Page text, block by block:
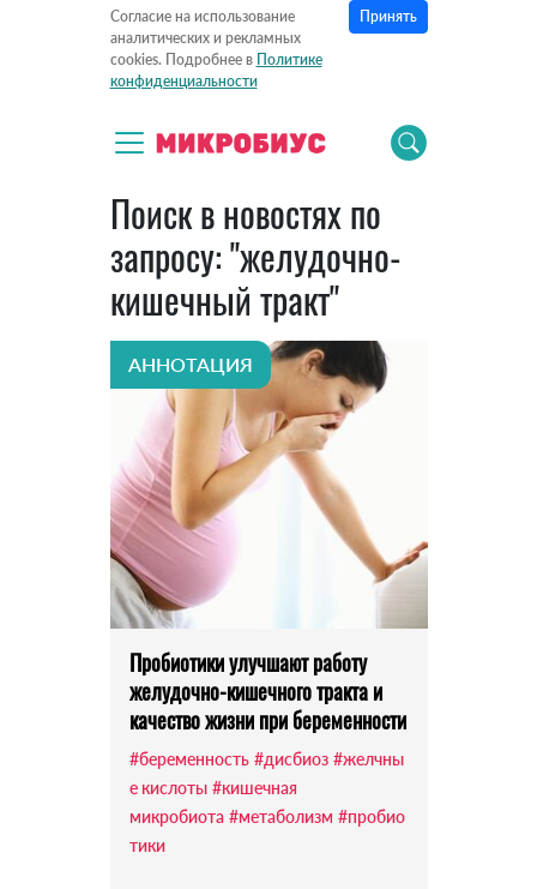
Согласие на использование
аналитических и рекламных
cookies. Подробнее в Политике
конфиденциальности
Принять
Поиск в новостях по
запросу: "желудочно-
кишечный тракт"
АННОТАЦИЯ
Пробиотики улучшают работу
желудочно-кишечного тракта и
качество жизни при беременности
#беременность #дисбиоз #желчны
е кислоты #кишечная
микробиота #метаболизм #пробио
тики